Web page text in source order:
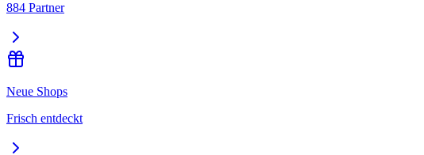
884 Partner
Neue Shops
Frisch entdeckt